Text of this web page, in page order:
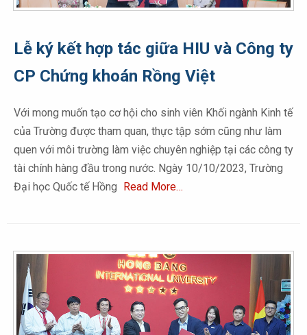
Lễ ký kết hợp tác giữa HIU và Công ty
CP Chứng khoán Rồng Việt
Với mong muốn tạo cơ hội cho sinh viên Khối ngành Kinh tế
của Trường được tham quan, thực tập sớm cũng như làm
quen với môi trường làm việc chuyên nghiệp tại các công ty
tài chính hàng đầu trong nước. Ngày 10/10/2023, Trường
Đại học Quốc tế Hồng Read More…